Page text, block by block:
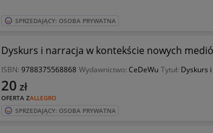
SPRZEDAJĄCY: OSOBA PRYWATNA
Dyskurs i narracja w kontekście nowych
ISBN: 9788375568868 Wydawnictwo: CeDeWu Tytuł: Dyskurs
OFERTA ZALLEGRO
20 zł
SPRZEDAJĄCY: OSOBA PRYWATNA